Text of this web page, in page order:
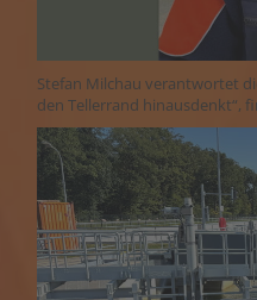
Stefan Milchau verantwortet
den Tellerrand hinausdenkt“,